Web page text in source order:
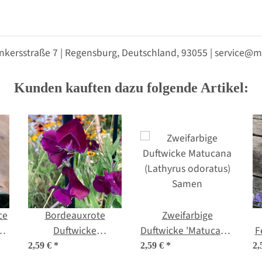
7 | Regensburg, Deutschland, 93055 |
Kunden kauften dazu folgende Artikel:
Bordeauxrote
Duftwicke
'Beaujolais' (Lathyrus
2,59 € *
Zweifarbige
Duftwicke 'Matucana'
(Lathyrus odoratus)
2,59 € *